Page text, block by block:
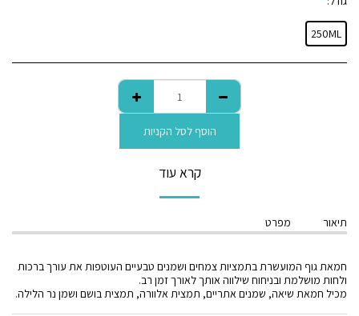
250ML
הוסף לסל הקניות
קרא עוד
תיאור מפרט
חמאת גוף המועשרת בתמציות צמחים ושמנים טבעיים העוטפות את עורך ברכות
ולחות מושלמת ובניחוח שילווה אותך לאורך זמן רב.
מכיל חמאת שיאה, שמנים אתריים, תמצית אלוורה, תמצית בושם ושמן נר הלילה.